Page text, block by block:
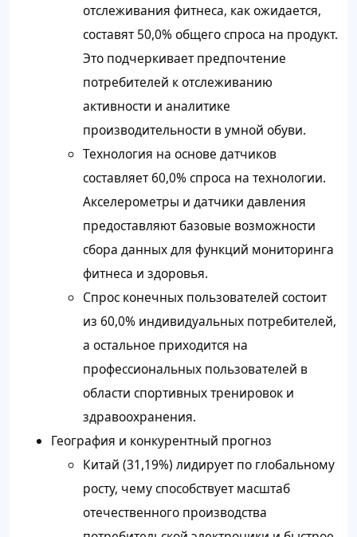
отслеживания фитнеса, как ожидается,
составят 50,0% общего спроса на продукт.
Это подчеркивает предпочтение
потребителей к отслеживанию
активности и аналитике
производительности в умной обуви.
Технология на основе датчиков
составляет 60,0% спроса на технологии.
Акселерометры и датчики давления
предоставляют базовые возможности
сбора данных для функций мониторинга
фитнеса и здоровья.
Спрос конечных пользователей состоит
из 60,0% индивидуальных потребителей,
а остальное приходится на
профессиональных пользователей в
области спортивных тренировок и
здравоохранения.
География и конкурентный прогноз
Китай (31,19%) лидирует по глобальному
росту, чему способствует масштаб
отечественного производства